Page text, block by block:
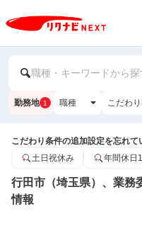
職種・キーワードから探
勤務地 1 職種 こだわ
こだわり条件の追加設定を忘れて
土日祝休み
年間休日
行田市（埼玉県）、業務
情報